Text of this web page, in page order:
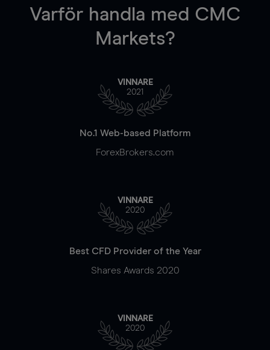
Varför handla med CMC
Markets?
VINNARE
2021
No.1 Web-based Platform
ForexBrokers.com
VINNARE
2020
Best CFD Provider of the Year
Shares Awards 2020
VINNARE
2020